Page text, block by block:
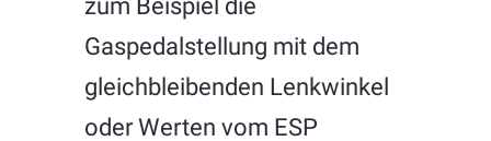
Gaspedalstellung mit dem
gleichbleibenden Lenkwinkel
oder Werten vom ESP